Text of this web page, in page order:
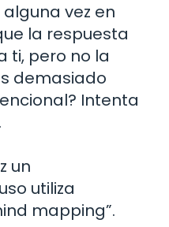
vez en
la respuesta
ti, pero no la
demasiado
Intenta
un
utiliza
mapping”.